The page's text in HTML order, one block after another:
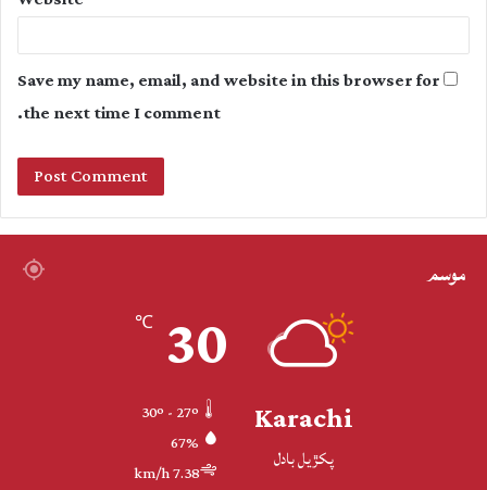
Save my name, email, and website in this browser for
the next time I comment.
موسم
Karachi
پکڙيل بادل
30
℃
67%
7.38 km/h